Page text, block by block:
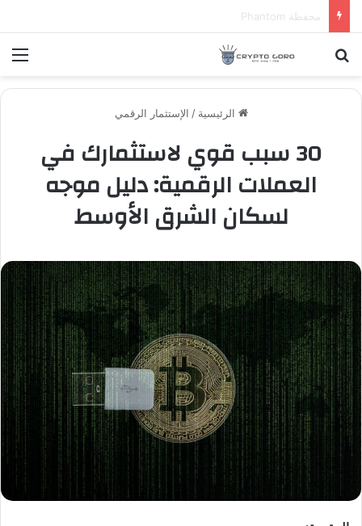
عملة WLTH
بحث عن
الرئيسية / الإستثمار الرقمي
30 سبب قوي لاستثمارك في
العملات الرقمية: دليل موجه
لسكان الشرق الأوسط